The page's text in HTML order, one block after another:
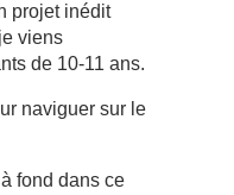
projet inédit
viens
de 10-11 ans.
naviguer sur le
fond dans ce